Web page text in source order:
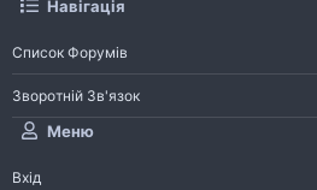
Навігація
Список Форумів
Зворотній Зв'язок
Меню
Вхід